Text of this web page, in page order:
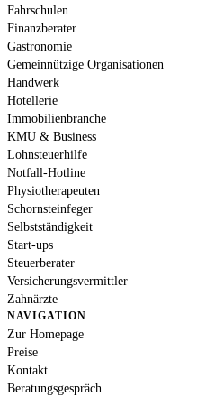
Fahrschulen
Finanzberater
Gastronomie
Gemeinnützige Organisationen
Handwerk
Hotellerie
Immobilienbranche
KMU & Business
Lohnsteuerhilfe
Notfall-Hotline
Physiotherapeuten
Schornsteinfeger
Selbstständigkeit
Start-ups
Steuerberater
Versicherungsvermittler
Zahnärzte
NAVIGATION
Zur Homepage
Preise
Kontakt
Beratungsgespräch